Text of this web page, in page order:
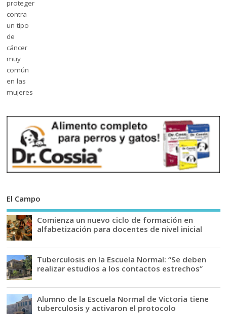
El Campo
Comienza un nuevo ciclo de formación en
alfabetización para docentes de nivel inicial
Tuberculosis en la Escuela Normal: “Se deben
realizar estudios a los contactos estrechos”
Alumno de la Escuela Normal de Victoria tiene
tuberculosis y activaron el protocolo